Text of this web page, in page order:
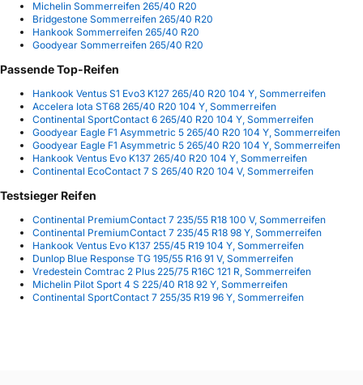
Michelin Sommerreifen 265/40 R20
Bridgestone Sommerreifen 265/40 R20
Hankook Sommerreifen 265/40 R20
Goodyear Sommerreifen 265/40 R20
Passende Top-Reifen
Hankook Ventus S1 Evo3 K127 265/40 R20 104 Y, Sommerreifen
Accelera Iota ST68 265/40 R20 104 Y, Sommerreifen
Continental SportContact 6 265/40 R20 104 Y, Sommerreifen
Goodyear Eagle F1 Asymmetric 5 265/40 R20 104 Y, Sommerreifen
Goodyear Eagle F1 Asymmetric 5 265/40 R20 104 Y, Sommerreifen
Hankook Ventus Evo K137 265/40 R20 104 Y, Sommerreifen
Continental EcoContact 7 S 265/40 R20 104 V, Sommerreifen
Testsieger Reifen
Continental PremiumContact 7 235/55 R18 100 V, Sommerreifen
Continental PremiumContact 7 235/45 R18 98 Y, Sommerreifen
Hankook Ventus Evo K137 255/45 R19 104 Y, Sommerreifen
Dunlop Blue Response TG 195/55 R16 91 V, Sommerreifen
Vredestein Comtrac 2 Plus 225/75 R16C 121 R, Sommerreifen
Michelin Pilot Sport 4 S 225/40 R18 92 Y, Sommerreifen
Continental SportContact 7 255/35 R19 96 Y, Sommerreifen